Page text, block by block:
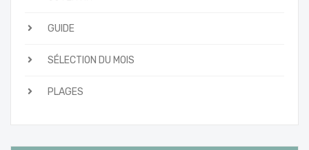
GUIDE
SÉLECTION DU MOIS
PLAGES